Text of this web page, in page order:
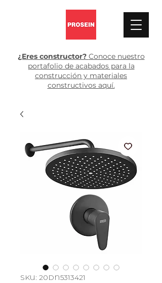
¿Eres constructor? Conoce nuestro
portafolio de acabados para la
construcción y materiales
constructivos aquí.
SKU: 20DN5313421